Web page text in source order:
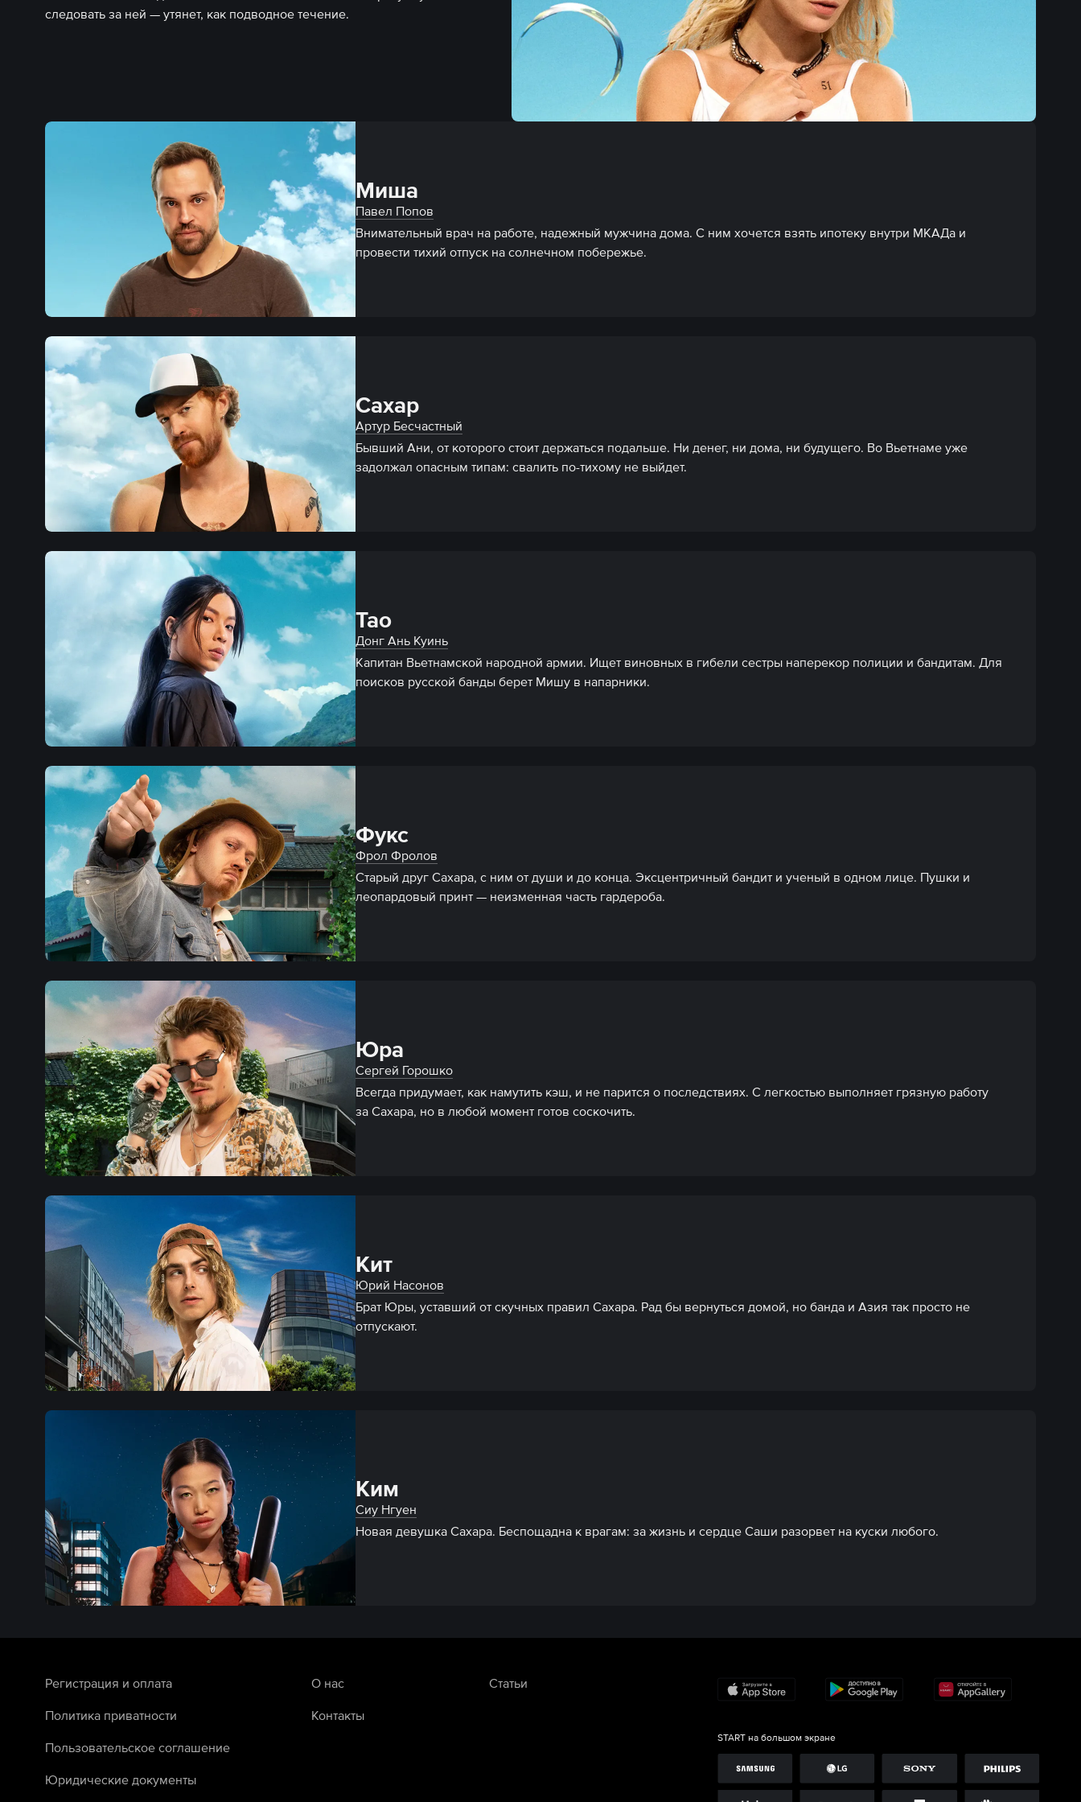
следовать за ней — утянет, как подводное течение.
Миша
Павел Попов
Внимательный врач на работе, надежный мужчина дома. С ним хочется взять ипотеку внутри МКАДа и
провести тихий отпуск на солнечном побережье.
Сахар
Артур Бесчастный
Бывший Ани, от которого стоит держаться подальше. Ни денег, ни дома, ни будущего. Во Вьетнаме уже
задолжал опасным типам: свалить по-тихому не выйдет.
Тао
Донг Ань Куинь
Капитан Вьетнамской народной армии. Ищет виновных в гибели сестры наперекор полиции и бандитам. Для
поисков русской банды берет Мишу в напарники.
Фукс
Фрол Фролов
Старый друг Сахара, с ним от души и до конца. Эксцентричный бандит и ученый в одном лице. Пушки и
леопардовый принт — неизменная часть гардероба.
Юра
Сергей Горошко
Всегда придумает, как намутить кэш, и не парится о последствиях. С легкостью выполняет грязную работу
за Сахара, но в любой момент готов соскочить.
Кит
Юрий Насонов
Брат Юры, уставший от скучных правил Сахара. Рад бы вернуться домой, но банда и Азия так просто не
отпускают.
Ким
Сиу Нгуен
Новая девушка Сахара. Беспощадна к врагам: за жизнь и сердце Саши разорвет на куски любого.
Регистрация и оплата
Политика приватности
Пользовательское соглашение
Юридические документы
О нас
Контакты
Статьи
START на большом экране